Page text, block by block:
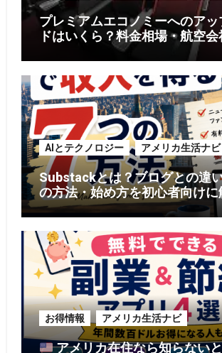
プレミアムエコノミーへのア
ドはいくら？料金相場・航空
例・お得に利用する5つのコツ
版】
AIとテクノロジー アメリカ生活ナビ
Substackとは？ブログとの違
の方法・始め方を初心者向けに
お得情報 アメリカ生活ナビ
アメリカ在住なら知らない